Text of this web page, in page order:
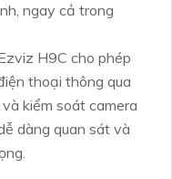
ngay cả trong
H9C cho phép
thoại thông qua
kiểm soát camera
dàng quan sát và